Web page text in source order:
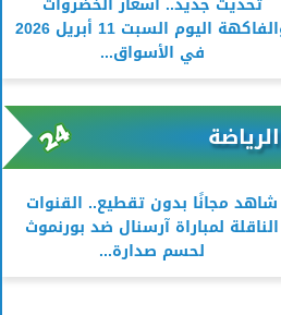
والفاكهة اليوم السبت 11 أبريل 2026
في الأسواق...
الرياضة
شاهد مجانًا بدون تقطيع.. القنوات
الناقلة لمباراة آرسنال ضد بورنموث
لحسم صدارة...